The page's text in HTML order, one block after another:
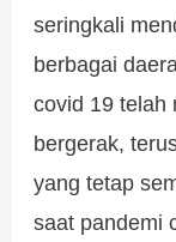
seringkali
berbagai
covid 19 telah
bergerak,
yang tetap
saat pandemi